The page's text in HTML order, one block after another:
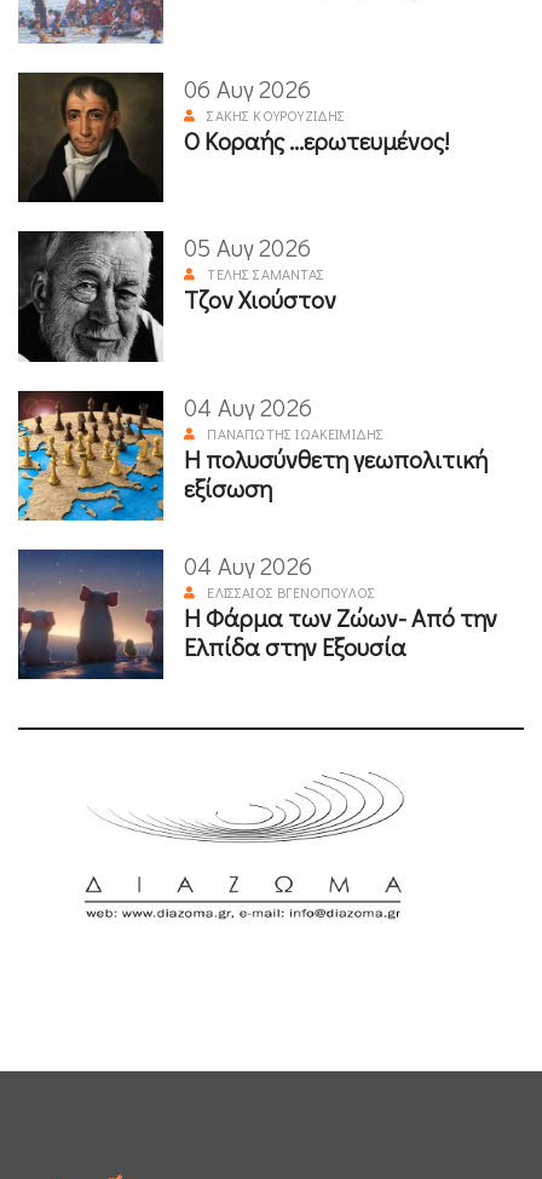
06 Αυγ 2026
ΣΆΚΗΣ ΚΟΥΡΟΥΖΊΔΗΣ
Ο Κοραής ...ερωτευμένος!
05 Αυγ 2026
ΤΈΛΗΣ ΣΑΜΑΝΤΆΣ
Τζον Χιούστον
04 Αυγ 2026
ΠΑΝΑΓΙΏΤΗΣ ΙΩΑΚΕΙΜΊΔΗΣ
Η πολυσύνθετη γεωπολιτική
εξίσωση
04 Αυγ 2026
ΕΛΙΣΣΑΊΟΣ ΒΓΕΝΌΠΟΥΛΟΣ
Η Φάρμα των Ζώων- Από την
Ελπίδα στην Εξουσία